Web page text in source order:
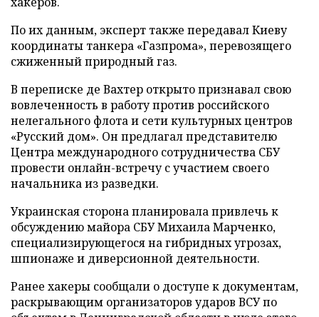
По их данным, эксперт также передавал Киеву
координаты танкера «Газпрома», перевозящего
сжиженный природный газ.
В переписке де Вахтер открыто признавал свою
вовлеченность в работу против российского
нелегального флота и сети культурных центров
«Русский дом». Он предлагал представителю
Центра международного сотрудничества СБУ
провести онлайн-встречу с участием своего
начальника из разведки.
Украинская сторона планировала привлечь к
обсуждению майора СБУ Михаила Марченко,
специализирующегося на гибридных угрозах,
шпионаже и диверсионной деятельности.
Ранее хакеры сообщали о доступе к документам,
раскрывающим организаторов ударов ВСУ по